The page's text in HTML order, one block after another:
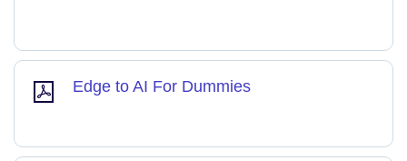
Edge to AI For Dummies